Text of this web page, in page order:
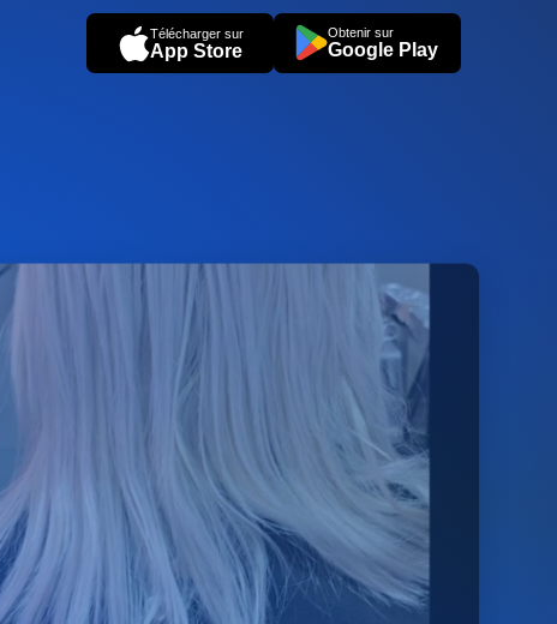
Télécharger sur
App Store
Obtenir sur
Google Play